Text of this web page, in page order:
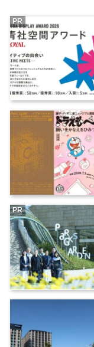
PR
PR